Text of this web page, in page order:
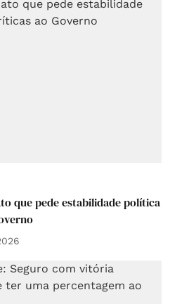
que pede estabilidade política